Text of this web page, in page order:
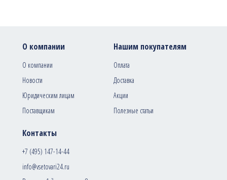
Контакты
+7 (495) 147-14-44
info@vsetovari24.ru
О компании
О компании
Новости
Юридическим лицам
Поставщикам
Нашим покупателям
Оплата
Доставка
Акции
Полезные статьи